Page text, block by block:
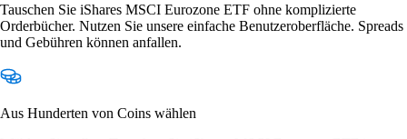
Tauschen Sie iShares MSCI Eurozone ETF ohne komplizierte
Orderbücher. Nutzen Sie unsere einfache Benutzeroberfläche. Spreads
und Gebühren können anfallen.
Aus Hunderten von Coins wählen